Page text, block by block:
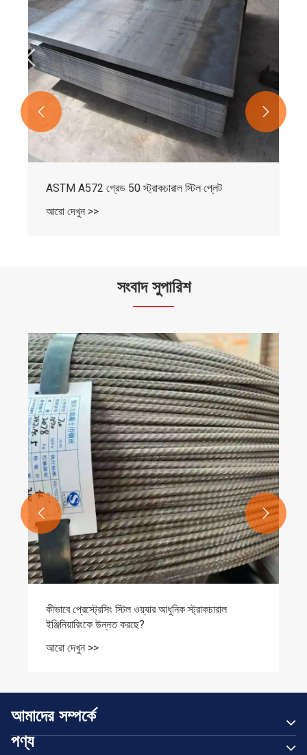
আরো দেখুন >>
 
সংবাদ সুপারিশ
কার্টেন ওয়াল ইঞ্জিনিয়ারিং-এ হট-ডিপ গ্যালভানাইজড স্টিলের
জারা-বিরোধী নীতি: দীর্ঘমেয়াদী নির্ভরযোগ্যতার জন্য দ্বৈত সুরক্ষা
আরো দেখুন >>
 
আমাদের সম্পর্কে
পণ্য